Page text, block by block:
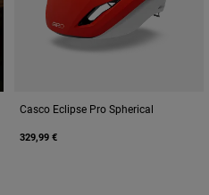
Casco Eclipse Pro Spherical
329,99 €